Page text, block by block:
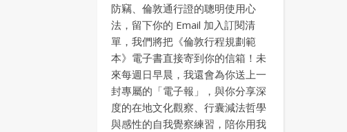
防竊、倫敦通行證的聰明使用心
法，留下你的 Email 加入訂閱清
單，我們將把《倫敦行程規劃範
本》電子書直接寄到你的信箱！未
來每週日早晨，我還會為你送上一
封專屬的「電子報」，與你分享深
度的在地文化觀察、行囊減法哲學
與感性的自我覺察練習，陪你用我